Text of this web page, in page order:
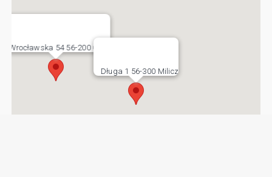
Długa 1 56-300 Milicz
Wrocławska 54 56-200 Góra